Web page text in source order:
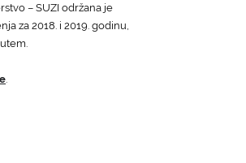
– SUZI održana je
za 2018. i 2019. godinu,